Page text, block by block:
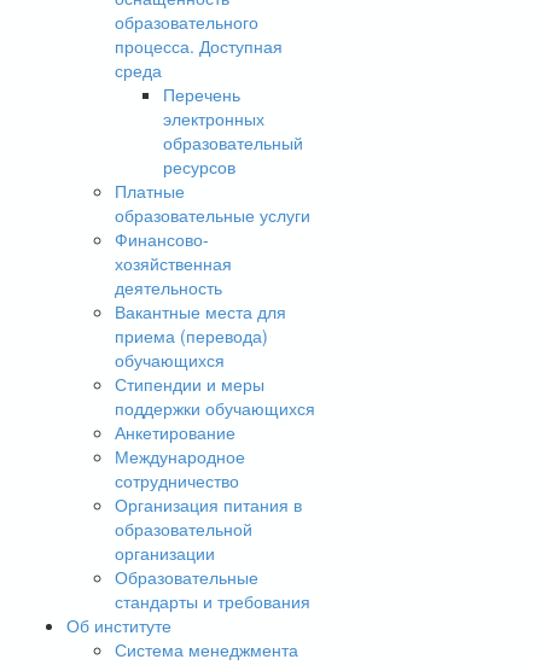
образовательного
процесса. Доступная
среда
Перечень
электронных
образовательный
ресурсов
Платные
образовательные услуги
Финансово-
хозяйственная
деятельность
Вакантные места для
приема (перевода)
обучающихся
Стипендии и меры
поддержки обучающихся
Анкетирование
Международное
сотрудничество
Организация питания в
образовательной
организации
Образовательные
стандарты и требования
Об институте
Система менеджмента